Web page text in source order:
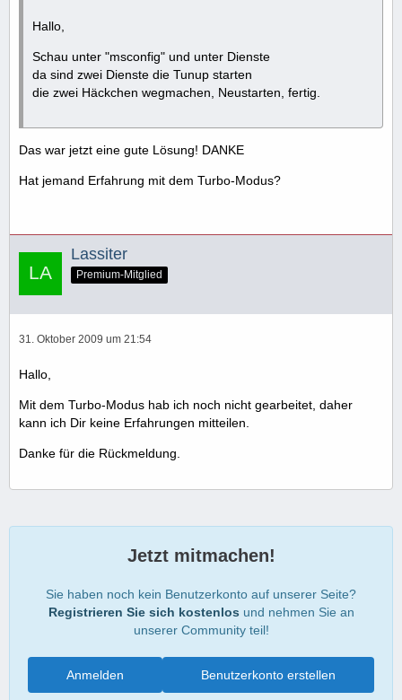
Hallo,
Schau unter "msconfig" und unter Dienste
da sind zwei Dienste die Tunup starten
die zwei Häckchen wegmachen, Neustarten, fertig.
Das war jetzt eine gute Lösung! DANKE
Hat jemand Erfahrung mit dem Turbo-Modus?
Lassiter
Premium-Mitglied
31. Oktober 2009 um 21:54
Hallo,
Mit dem Turbo-Modus hab ich noch nicht gearbeitet, daher
kann ich Dir keine Erfahrungen mitteilen.
Danke für die Rückmeldung.
Jetzt mitmachen!
Sie haben noch kein Benutzerkonto auf unserer Seite?
Registrieren Sie sich kostenlos und nehmen Sie an
unserer Community teil!
Benutzerkonto erstellen
Anmelden